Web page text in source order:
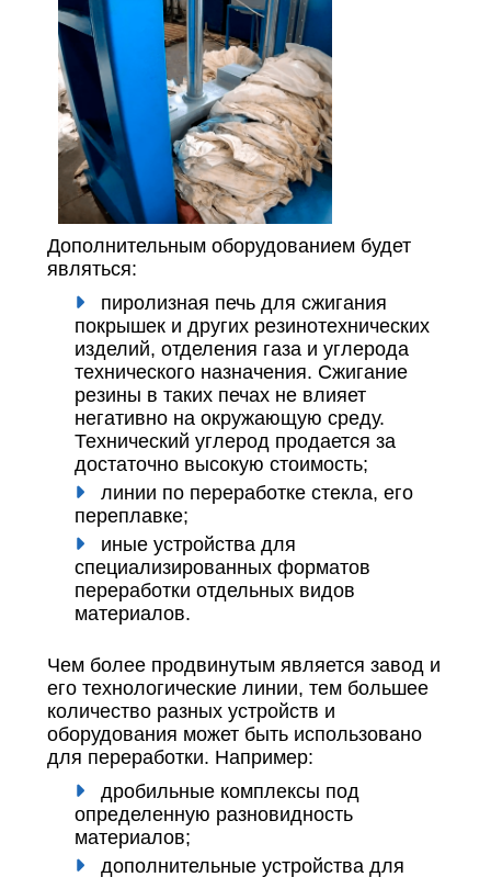
Дополнительным оборудованием будет
являться:
пиролизная печь для сжигания
покрышек и других резинотехнических
изделий, отделения газа и углерода
технического назначения. Сжигание
резины в таких печах не влияет
негативно на окружающую среду.
Технический углерод продается за
достаточно высокую стоимость;
линии по переработке стекла, его
переплавке;
иные устройства для
специализированных форматов
переработки отдельных видов
материалов.
Чем более продвинутым является завод и
его технологические линии, тем большее
количество разных устройств и
оборудования может быть использовано
для переработки. Например:
дробильные комплексы под
определенную разновидность
материалов;
дополнительные устройства для